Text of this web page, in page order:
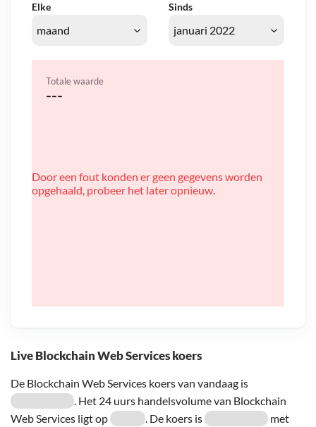
Live Blockchain Web Services koers
De Blockchain Web Services koers van vandaag is
. Het 24 uurs handelsvolume van Blockchain
Web Services ligt op
. De koers is
met
Elke Sinds
Totale waarde
---
Door een fout konden er geen gegevens worden
opgehaald, probeer het later opnieuw.